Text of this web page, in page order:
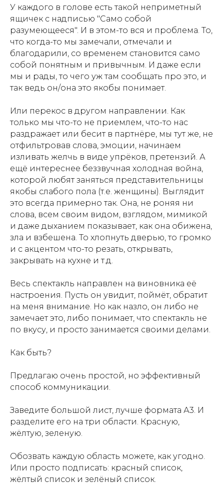
У каждого в голове есть такой неприметный
ящичек с надписью "Само собой
разумеющееся". И в этом-то вся и проблема. То,
что когда-то мы замечали, отмечали и
благодарили, со временем становится само
собой понятным и привычным. И даже если
мы и рады, то чего уж там сообщать про это, и
так ведь он/она это якобы понимает.
Или перекос в другом направлении. Как
только мы что-то не приемлем, что-то нас
раздражает или бесит в партнёре, мы тут же, не
отфильтровав слова, эмоции, начинаем
изливать желчь в виде упрёков, претензий. А
ещё интереснее беззвучная холодная война,
которой любят заняться представительницы
якобы слабого пола (т.е. женщины). Выглядит
это всегда примерно так. Она, не роняя ни
слова, всем своим видом, взглядом, мимикой
и даже дыханием показывает, как она обижена,
зла и взбешена. То хлопнуть дверью, то громко
и с акцентом что-то резать, открывать,
закрывать на кухне и т.д.
Весь спектакль направлен на виновника её
настроения. Пусть он увидит, поймёт, обратит
на меня внимание. Но как назло, он либо не
замечает это, либо понимает, что спектакль не
по вкусу, и просто занимается своими делами.
Как быть?
Предлагаю очень простой, но эффективный
способ коммуникации.
Заведите большой лист, лучше формата А3. И
разделите его на три области. Красную,
жёлтую, зеленую.
Обозвать каждую область можете, как угодно.
Или просто подписать: красный список,
жёлтый список и зелёный список.